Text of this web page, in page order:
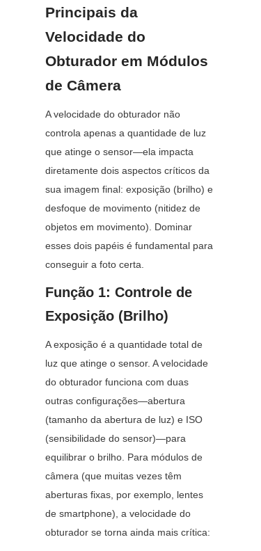
Principais da
Velocidade do
Obturador em Módulos
de Câmera
A velocidade do obturador não
controla apenas a quantidade de luz
que atinge o sensor—ela impacta
diretamente dois aspectos críticos da
sua imagem final: exposição (brilho) e
desfoque de movimento (nitidez de
objetos em movimento). Dominar
esses dois papéis é fundamental para
conseguir a foto certa.
Função 1: Controle de
Exposição (Brilho)
A exposição é a quantidade total de
luz que atinge o sensor. A velocidade
do obturador funciona com duas
outras configurações—abertura
(tamanho da abertura de luz) e ISO
(sensibilidade do sensor)—para
equilibrar o brilho. Para módulos de
câmera (que muitas vezes têm
aberturas fixas, por exemplo, lentes
de smartphone), a velocidade do
obturador se torna ainda mais crítica: